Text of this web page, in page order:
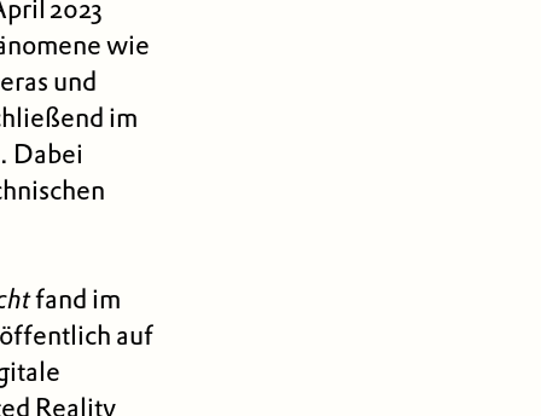
2023
wie
und
im
Dabei
fand im
auf
Reality